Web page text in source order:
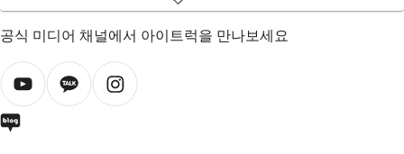
공식 미디어 채널에서 아이트럭을 만나보세요